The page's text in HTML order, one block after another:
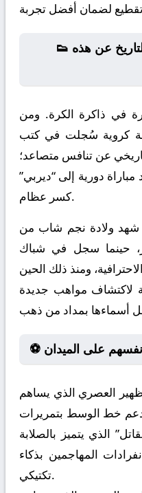
👟 دربي الذكريات: ماذا يقول التاريخ عن هذه
في ذاكرة الكرة. ومن
كروية سُجلت في كتب
عن تنافس متصاعد؛
دورية إلى “ديربي”
كسر عظام.
شهد ولادة نجم شاب من
حينما سجل في شباك
ومنذ ذلك الحين
لاكتشاف مواهب جديدة
على الميدان
العصري الذي يساهم
خط الوسط بتمريرات
الذي يتميز بالصلابة
المهاجمين بذكاء
تكتيكي.